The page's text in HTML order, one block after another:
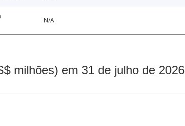
N/A
milhões) em 31 de julho de 2026